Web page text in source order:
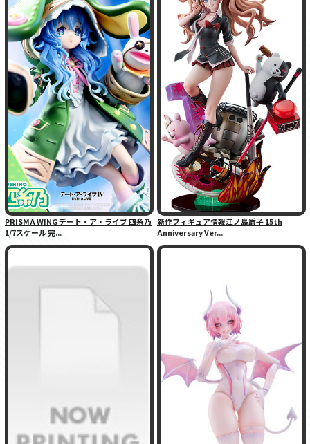
PRISMA WING デート・ア・ライブ 四糸乃
1/7スケール 完...
新作フィギュア情報江ノ島盾子 15th
Anniversary Ver...